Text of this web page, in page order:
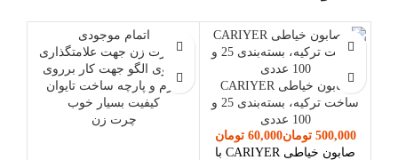
صابون خیاطی CARIYER
ساخت ترکیه، بسته‌بندی 25 و
100 عددی
تومان
تومان
صابون خیاطی CARIYER با
اتمام موجودی
چرت زن